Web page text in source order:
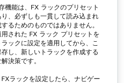
機能は、FX ラックのプリセット
、必ずしも一貫して読み込まれ
るためのものではありません。
された FX ラック プリセットを
ックに設定を適用してから、こ
し、新しいトラックを作成する
決策です。
ラックを設定したら、ナビゲー